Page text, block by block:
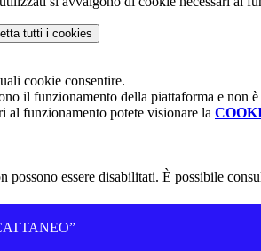
tutti i cookies
cookie consentire.
il funzionamento della piattaforma e non
al funzionamento potete visionare la
possono essere disabilitati. È possibile